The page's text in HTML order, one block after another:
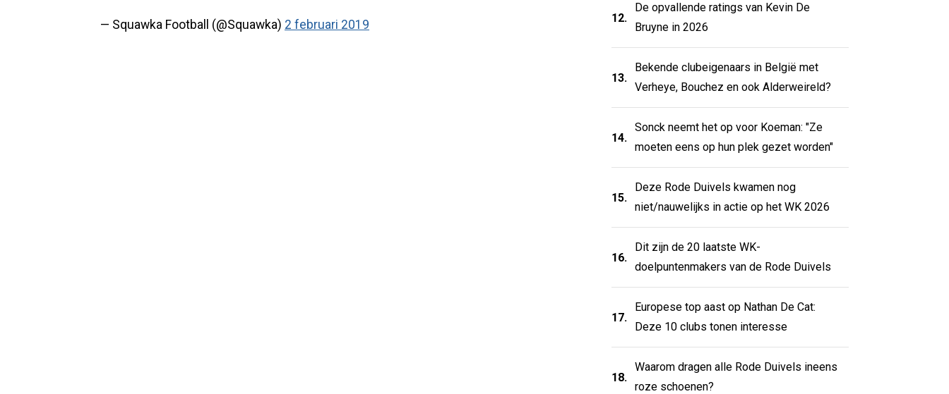
— Squawka Football (@Squawka) 2 februari 2019 12.
De opvallende ratings van Kevin De
Bruyne in 2026
13.
Bekende clubeigenaars in België met
Verheye, Bouchez en ook Alderweireld?
14.
Sonck neemt het op voor Koeman: "Ze
moeten eens op hun plek gezet worden"
15.
Deze Rode Duivels kwamen nog
niet/nauwelijks in actie op het WK 2026
16.
Dit zijn de 20 laatste WK-
doelpuntenmakers van de Rode Duivels
17.
Europese top aast op Nathan De Cat:
Deze 10 clubs tonen interesse
18.
Waarom dragen alle Rode Duivels ineens
roze schoenen?